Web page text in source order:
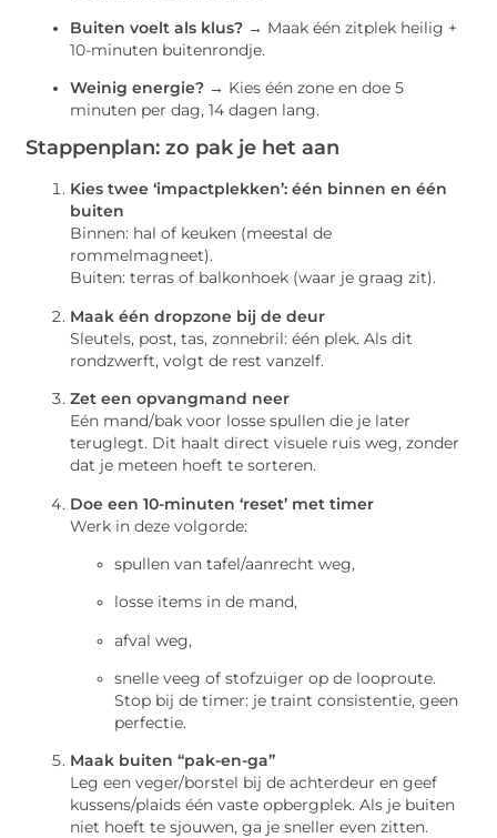
Buiten voelt als klus? → Maak één zitplek heilig +
10-minuten buitenrondje.
Weinig energie? → Kies één zone en doe 5
minuten per dag, 14 dagen lang.
Stappenplan: zo pak je het aan
Kies twee ‘impactplekken’: één binnen en één
buiten
Binnen: hal of keuken (meestal de
rommelmagneet).
Buiten: terras of balkonhoek (waar je graag zit).
Maak één dropzone bij de deur
Sleutels, post, tas, zonnebril: één plek. Als dit
rondzwerft, volgt de rest vanzelf.
Zet een opvangmand neer
Eén mand/bak voor losse spullen die je later
teruglegt. Dit haalt direct visuele ruis weg, zonder
dat je meteen hoeft te sorteren.
Doe een 10-minuten ‘reset’ met timer
Werk in deze volgorde:
spullen van tafel/aanrecht weg,
losse items in de mand,
afval weg,
snelle veeg of stofzuiger op de looproute.
Stop bij de timer: je traint consistentie, geen
perfectie.
Maak buiten “pak-en-ga”
Leg een veger/borstel bij de achterdeur en geef
kussens/plaids één vaste opbergplek. Als je buiten
niet hoeft te sjouwen, ga je sneller even zitten.